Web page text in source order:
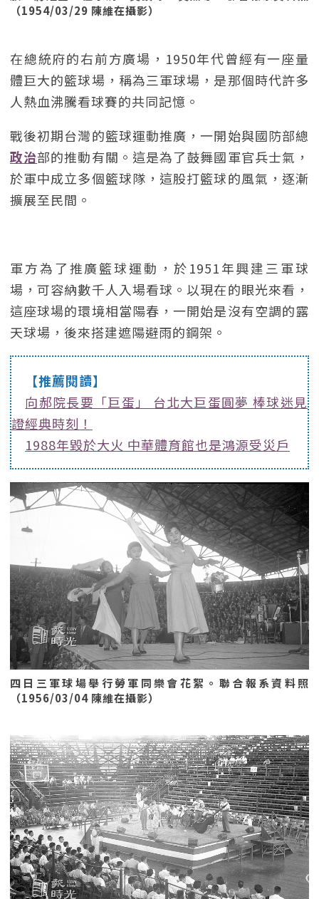
（1954/03/29 陳維在攝影）
在總統府的右前方廣場，1950年代曾經有一座量
體巨大的籃球場，稱為三軍球場，是那個時代許多
人熱血沸騰看球賽的共同記憶。
戰後初期台灣的籃球運動推廣，一開始與國防部總
政治部的推動有關。這是為了鼓舞國軍官兵士氣，
於軍中成立多個籃球隊，這股打籃球的風氣，逐漸
擴展至民間。
軍方為了推廣籃球運動，於1951年興建三軍球
場，可容納數千人入場看球。以現在的眼光來看，
這座球場的環境相當陽春，一開始是沒有空調的露
天球場，後來搭建遮陽避雨的鋼架。
【推薦閱讀】
向郝院長要「巨蛋」 台北大巨蛋圓夢 棒球迷見
證經典時刻！
1988年毀於大火 中華體育館也是鴻源受災戶
四日三軍球場舉行勞軍同樂會花絮。聯合報系資料照
（1956/03/04 陳維在攝影）